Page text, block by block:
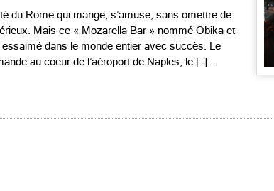
du Rome qui mange, s’amuse, sans omettre de
Mais ce « Mozarella Bar » nommé Obika et
dans le monde entier avec succès. Le
au coeur de l’aéroport de Naples, le […]...